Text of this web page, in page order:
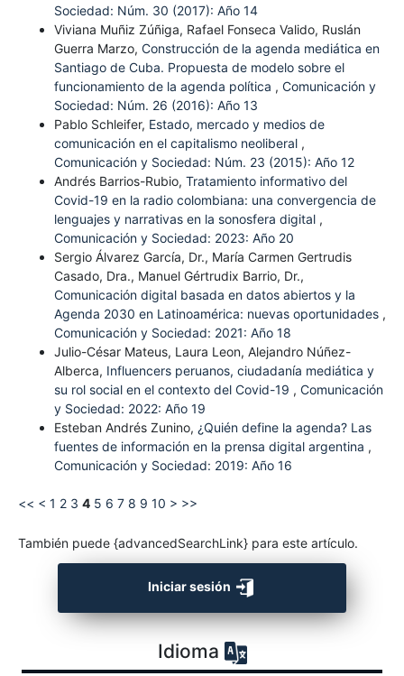
Sociedad: Núm. 30 (2017): Año 14
Viviana Muñiz Zúñiga, Rafael Fonseca Valido, Ruslán
Guerra Marzo, Construcción de la agenda mediática en
Santiago de Cuba. Propuesta de modelo sobre el
funcionamiento de la agenda política , Comunicación y
Sociedad: Núm. 26 (2016): Año 13
Pablo Schleifer, Estado, mercado y medios de
comunicación en el capitalismo neoliberal ,
Comunicación y Sociedad: Núm. 23 (2015): Año 12
Andrés Barrios-Rubio, Tratamiento informativo del
Covid-19 en la radio colombiana: una convergencia de
lenguajes y narrativas en la sonosfera digital ,
Comunicación y Sociedad: 2023: Año 20
Sergio Álvarez García, Dr., María Carmen Gertrudis
Casado, Dra., Manuel Gértrudix Barrio, Dr.,
Comunicación digital basada en datos abiertos y la
Agenda 2030 en Latinoamérica: nuevas oportunidades ,
Comunicación y Sociedad: 2021: Año 18
Julio-César Mateus, Laura Leon, Alejandro Núñez-
Alberca, Influencers peruanos, ciudadanía mediática y
su rol social en el contexto del Covid-19 , Comunicación
y Sociedad: 2022: Año 19
Esteban Andrés Zunino, ¿Quién define la agenda? Las
fuentes de información en la prensa digital argentina ,
Comunicación y Sociedad: 2019: Año 16
<< < 1 2 3 4 5 6 7 8 9 10 > >>
También puede {advancedSearchLink} para este artículo.
Iniciar sesión
Idioma